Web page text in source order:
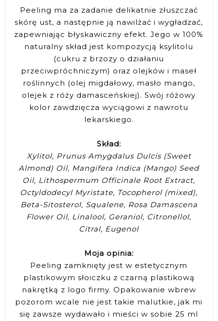
Peeling ma za zadanie delikatnie złuszczać
skórę ust, a następnie ją nawilżać i wygładzać,
zapewniając błyskawiczny efekt. Jego w 100%
naturalny skład jest kompozycją ksylitolu
(cukru z brzozy o działaniu
przeciwpróchniczym) oraz olejków i maseł
roślinnych (olej migdałowy, masło mango,
olejek z róży damasceńskiej). Swój różowy
kolor zawdzięcza wyciągowi z nawrotu
lekarskiego.
Skład:
Xylitol, Prunus Amygdalus Dulcis (Sweet
Almond) Oil, Mangifera Indica (Mango) Seed
Oil, Lithospermum Officinale Root Extract,
Octyldodecyl Myristate, Tocopherol (mixed),
Beta-Sitosterol, Squalene, Rosa Damascena
Flower Oil, Linalool, Geraniol, Citronellol,
Citral, Eugenol
Moja opinia:
Peeling zamknięty jest w estetycznym
plastikowym słoiczku z czarną plastikową
nakrętką z logo firmy. Opakowanie wbrew
pozorom wcale nie jest takie malutkie, jak mi
się zawsze wydawało i mieści w sobie 25 ml